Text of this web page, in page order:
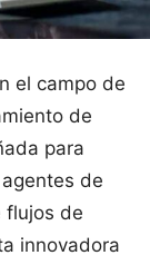
el campo de
de
para
de
flujos de
innovadora